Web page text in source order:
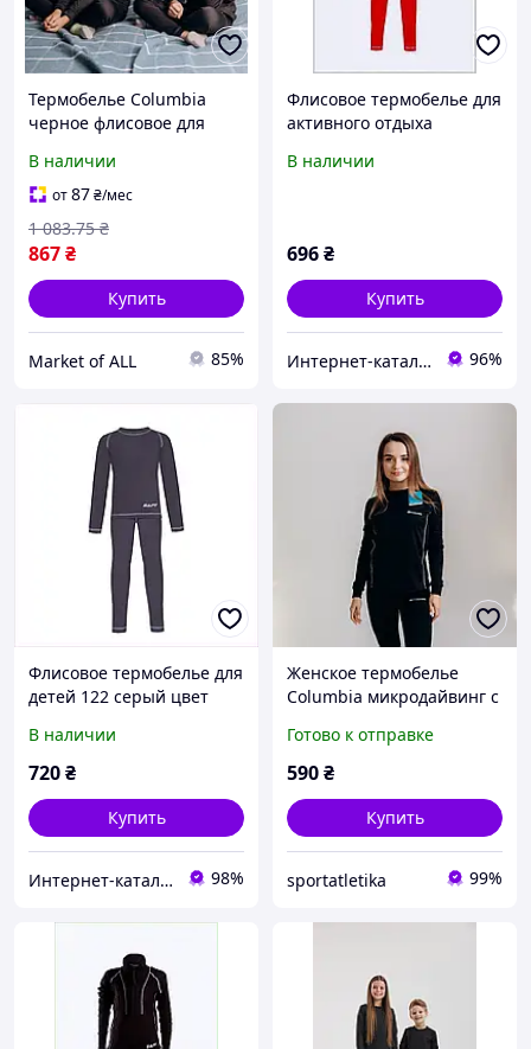
Термобелье Columbia
черное флисовое для
анатомический крой
потовыводящие свойства
122
В наличии
от87₴/мес
867₴
1 083.75 ₴
Купить
Market of ALL 85%
Флисовое термобелье для
активного отдыха
В наличии
696₴
Купить
Интернет-ка​талог ски​д​​ок "ХО-РО-ШО!" 96%
Флисовое термобелье для
детей 122 серый цвет
В наличии
720₴
Купить
Интер​нет-ка​т​ал​​ог ски​​д​ок "МОДНИК" 98%
Женское термобелье
Columbia микродайвинг с
Черный
Готово к отправке
590₴
Купить
sportatletika 99%